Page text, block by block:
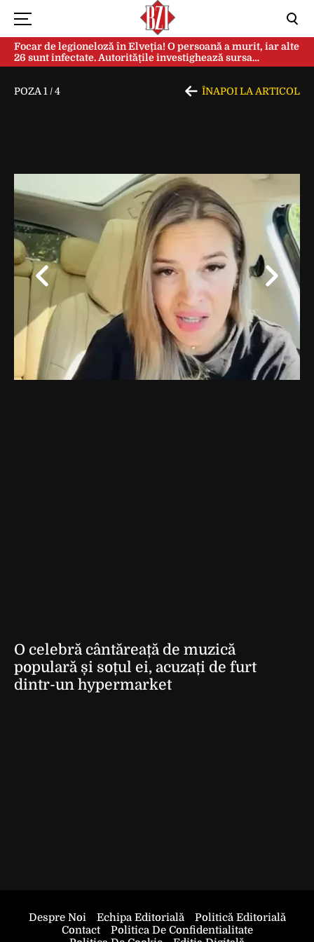
Focar de legioneloză în Elveția! O persoană a murit, iar alte
26 sunt infectate. Autoritățile investighează sursa
contaminării
POZA 1 /4 ÎNAPOI LA ARTICOL
O celebră cântăreață de muzică
populară și soțul ei, acuzați de furt
dintr-un hypermarket
Despre Noi Echipa Editorială
Politică Editorială
Contact
Politica De Confidentialitate